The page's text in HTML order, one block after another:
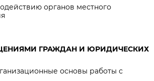
органов местного
ГРАЖДАН И ЮРИДИЧЕСКИХ
основы работы с